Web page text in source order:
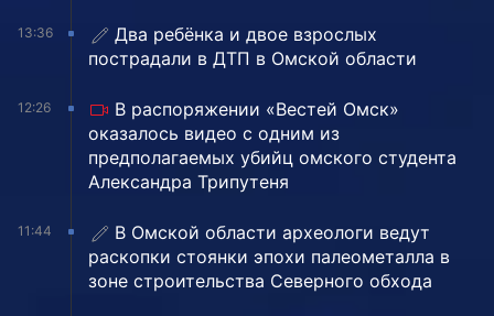
13:36
Два ребёнка и двое взрослых
пострадали в ДТП в Омской области
12:26
В распоряжении «Вестей Омск»
оказалось видео с одним из
предполагаемых убийц омского студента
Александра Трипутеня
11:44
В Омской области археологи ведут
раскопки стоянки эпохи палеометалла в
зоне строительства Северного обхода